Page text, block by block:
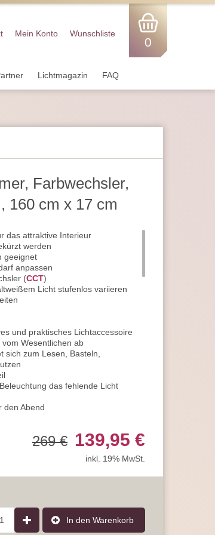
Mein Konto Wunschliste
0
Lichtmagazin FAQ
Farbwechsler,
160 cm x 17 cm
das attraktive Interieur
werden
geeignet
anpassen
(CCT)
Licht stufenlos variieren
und praktisches Lichtaccessoire
Wesentlichen ab
sich zum Lesen, Basteln,
das fehlende Licht
den Abend
anpassen
in Reihe zu schalten
der Couch liegen und nichts tun
269 € 139,95 €
inkl. 19% MwSt.
1 In den Warenkorb